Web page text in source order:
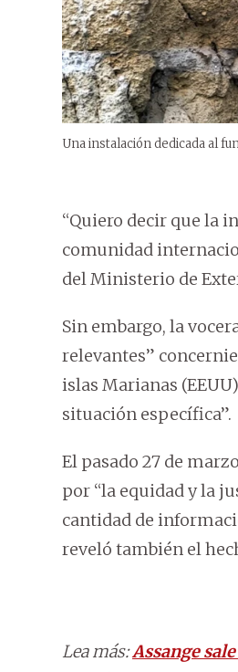
Una instalación dedicada al
“Quiero decir que la
comunidad
del Ministerio de
Sin embargo, la
relevantes”
islas Marianas
situación específica”.
El pasado 27 de
por “la equidad y la
cantidad de
reveló también el
Lea más:Assange